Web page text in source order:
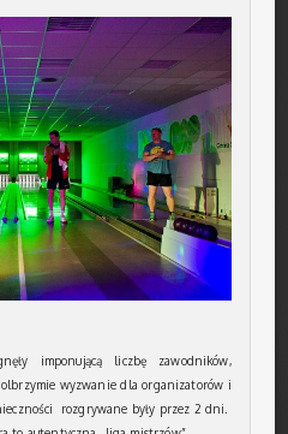
imponującą liczbę zawodników,
wyzwanie dla organizatorów i
rozgrywane były przez 2 dni.